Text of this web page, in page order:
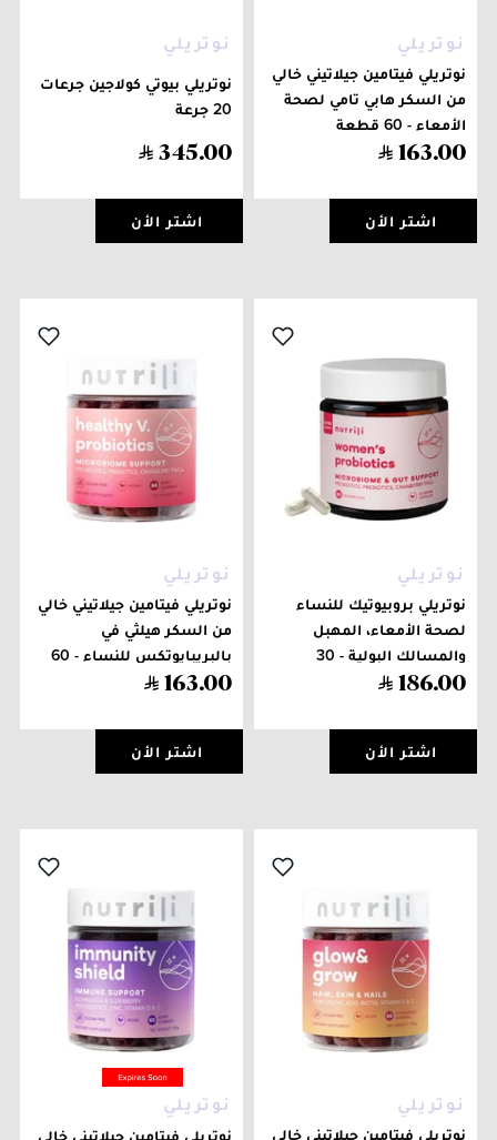
نوتريلي
نوتريلي فيتامين جيلاتيني خالي
من السكر هابي تامي لصحة
الأمعاء - 60 قطعة
163.00
اشتر الأن
نوتريلي
نوتريلي بيوتي كولاجين جرعات
20 جرعة
345.00
اشتر الأن
نوتريلي
نوتريلي بروبيوتيك للنساء
لصحة الأمعاء، المهبل
والمسالك البولية - 30
كبسولة186.00
اشتر الأن
نوتريلي
نوتريلي فيتامين جيلاتيني خالي
من السكر هيلثي في
بالبريبايوتكس للنساء - 60
قطعة163.00
اشتر الأن
نوتريلي
نوتريلي فيتامين جيلاتيني خالي
نوتريلي